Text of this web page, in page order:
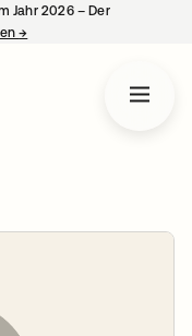
Jahr 2026 – Der
→